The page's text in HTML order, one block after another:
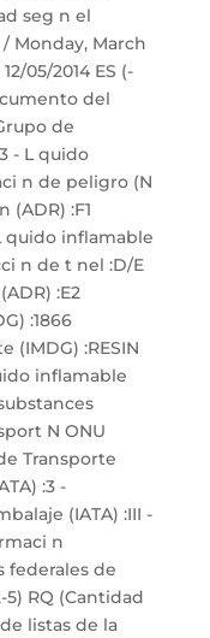
seg n el
/ Monday, March
05/2014 ES (-
del
de
- L quido
n de peligro (N
(ADR) :F1
quido inflamable
n de t nel :D/E
:E2
:1866
(IMDG) :RESIN
inflamable
N ONU
Transporte
:3 -
(IATA) :III -
n
federales de
5) RQ (Cantidad
listas de la